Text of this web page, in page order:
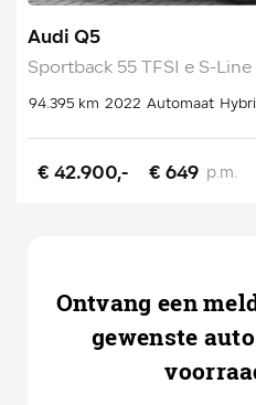
Audi Q5
Sportback 55 TFSI e S-Line
94.395 km 2022 Automaat
€ 42.900,- € 649 p.m.
Ontvang een
gewenste